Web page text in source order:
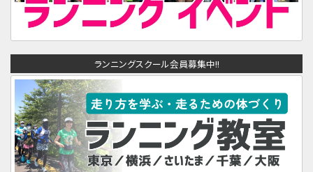
ランニングスクール会員募集中!!